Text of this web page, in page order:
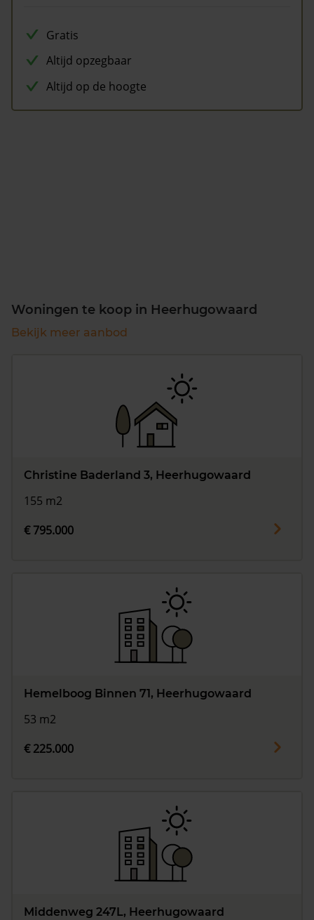
Gratis
Altijd opzegbaar
Altijd op de hoogte
Woningen te koop in Heerhugowaard
Bekijk meer aanbod
Christine Baderland 3, Heerhugowaard
155 m2
€ 795.000
Hemelboog Binnen 71, Heerhugowaard
53 m2
€ 225.000
Middenweg 247L, Heerhugowaard